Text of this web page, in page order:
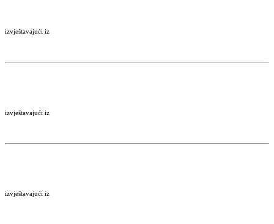
izvještavajući iz
izvještavajući iz
izvještavajući iz